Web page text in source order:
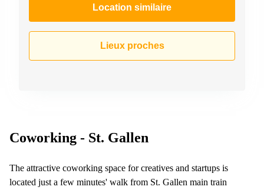
Drance 2
Z. A.
1
Rolle
Location similaire
Lieux proches
Coworking - St. Gallen
The attractive coworking space for creatives and startups is
located just a few minutes' walk from St. Gallen main train